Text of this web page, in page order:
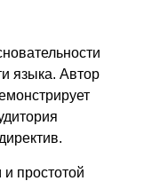
языка. Автор
простотой